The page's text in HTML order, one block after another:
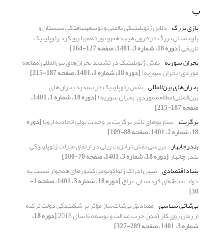
ب
بازی بزرگ دلایل ژئوپلیتیکی ناامنی و توسعه‏نیافتگی سیستان و
بلوچستان بزرگ در قرون هیجدهم و نوزدهم با رویکرد ژئوپلیتیک
تاریخی[دوره 18، شماره 3، 1401، صفحه 127-164]
بحران سوریه نقش ژئوپلیتیک در تشدید بحران‌های بین‌المللی(مطالعه
موردی: بحران سوریه)[دوره 18، شماره 1، 1401، صفحه 187-215]
بحران‌های بین‌المللی نقش ژئوپلیتیک در تشدید بحران‌های
بین‌المللی(مطالعه موردی: بحران سوریه) [دوره 18، شماره 1، 1401،
صفحه 187-215]
برگزیت سناریوهای تاثیر برگزیت بر وحدت پولی اتحادیه اروپا[دوره
18، شماره 2، 1401، صفحه 88-109]
بندرچابهار بررسی نقش ترانزیت ریلی در ارتقای منزلت ژئوپلیتیکی
بندر چابهار[دوره 18، شماره 3، 1401، صفحه 70-100]
بنیاد اقتصادی تبیین ادراک ژئواکونومی کشورهای همجوار نسبت به
دولت منطقه‌ای کردستان عراق [دوره 18، شماره 3، 1401، صفحه 1-
30]
بی‌ثباتی سیاسی مصادیق بی‌ثبات‌ساز مؤثر بر شکنندگی دولت ترکیه
از زمان روی کار آمدن حزب عدالت و توسعه تا سال 2018 [دوره 18،
شماره 3، 1401، صفحه 289-327]